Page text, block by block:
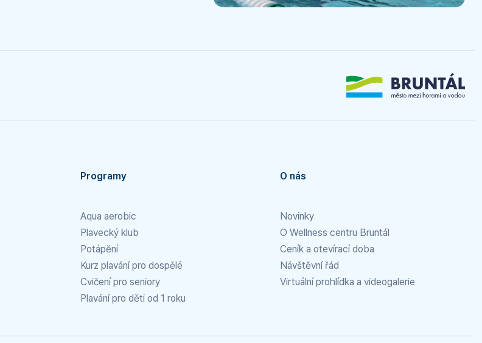
Programy
Aqua aerobic
Plavecký klub
Potápění
Kurz plavání pro dospělé
Cvičení pro seniory
Plavání pro děti od 1 roku
O nás
Novinky
O Wellness centru Bruntál
Ceník a otevírací doba
Návštěvní řád
Virtuální prohlídka a videogalerie